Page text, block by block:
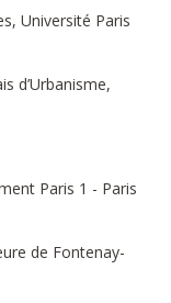
Université Paris
d’Urbanisme,
Paris 1 - Paris
de Fontenay-